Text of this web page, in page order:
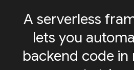
A serverless
lets you
backend code in